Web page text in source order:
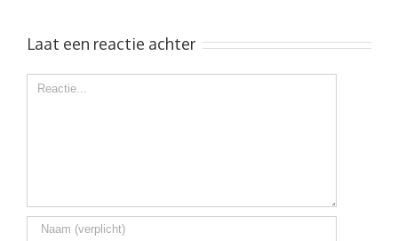
Laat een reactie achter
Comment